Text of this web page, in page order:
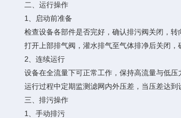
二、运行操作
1、启动前准备
检查设备各部件是否完好，确认排污阀关闭，转
打开上部排气阀，灌水排气至气体排净后关闭，
2、连续运行
设备在全流量下可正常工作，保持高流量与低压
运行过程中定期监测滤网内外压差，当压差达到
三、排污操作
1、手动排污